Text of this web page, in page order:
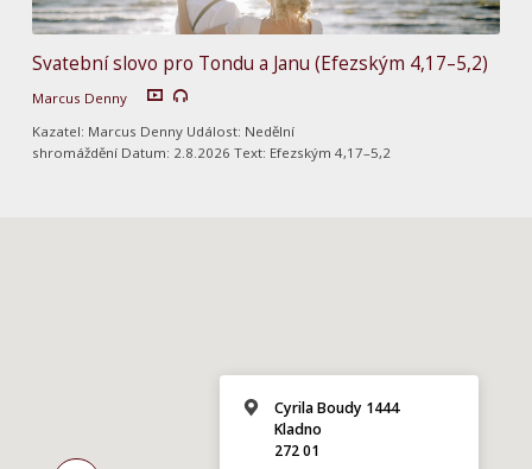
Svatební slovo pro Tondu a Janu (Efezským 4,17–5,2)
Marcus Denny
Kazatel: Marcus Denny Událost: Nedělní
shromáždění Datum: 2.8.2026 Text: Efezským 4,17–5,2
Cyrila Boudy 1444
Kladno
272 01